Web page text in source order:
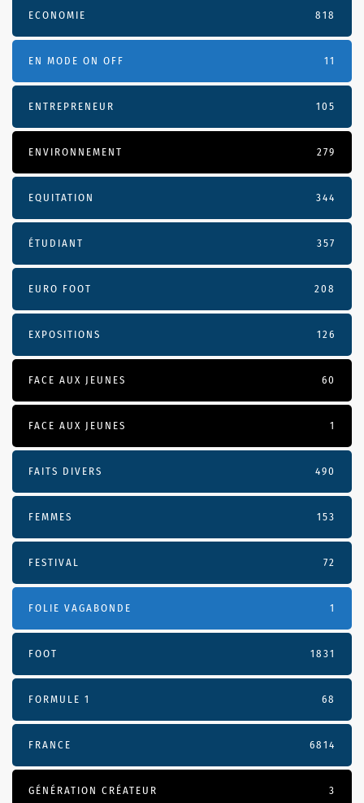
ECONOMIE 818
EN MODE ON OFF 11
ENTREPRENEUR 105
ENVIRONNEMENT 279
EQUITATION 344
ÉTUDIANT 357
EURO FOOT 208
EXPOSITIONS 126
FACE AUX JEUNES 60
FACE AUX JEUNES 1
FAITS DIVERS 490
FEMMES 153
FESTIVAL 72
FOLIE VAGABONDE 1
FOOT 1831
FORMULE 1 68
FRANCE 6814
GÉNÉRATION CRÉATEUR 3